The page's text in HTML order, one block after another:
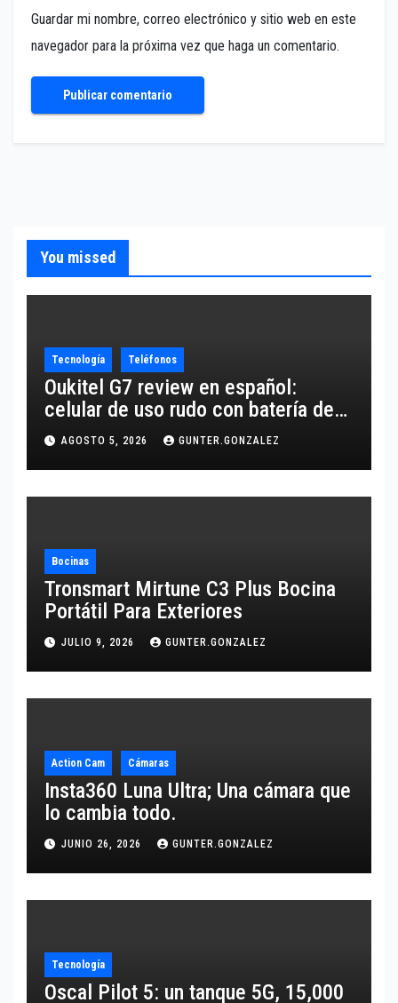
Guardar mi nombre, correo electrónico y sitio web en este
navegador para la próxima vez que haga un comentario.
You missed
Tecnología Teléfonos
Oukitel G7 review en español:
celular de uso rudo con batería de
10,600 mAh
AGOSTO 5, 2026 GUNTER.GONZALEZ
Bocinas
Tronsmart Mirtune C3 Plus Bocina
Portátil Para Exteriores
JULIO 9, 2026 GUNTER.GONZALEZ
Action Cam Cámaras
Insta360 Luna Ultra; Una cámara que
lo cambia todo.
JUNIO 26, 2026 GUNTER.GONZALEZ
Tecnología
Oscal Pilot 5: un tanque 5G, 15,000